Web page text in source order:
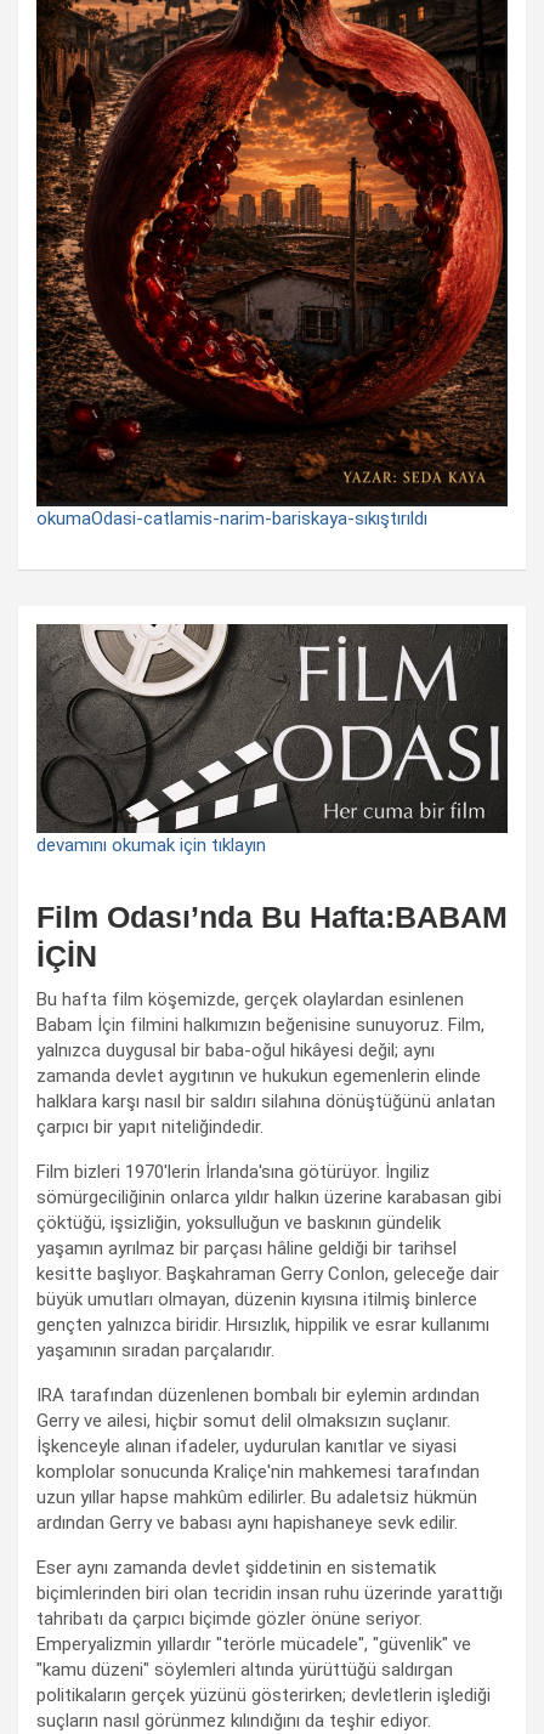
okumaOdasi-catlamis-narim-bariskaya-sıkıştırıldı
devamını okumak için tıklayın
Film Odası’nda Bu Hafta:BABAM
İÇİN
Bu hafta film köşemizde, gerçek olaylardan esinlenen
Babam İçin filmini halkımızın beğenisine sunuyoruz. Film,
yalnızca duygusal bir baba-oğul hikâyesi değil; aynı
zamanda devlet aygıtının ve hukukun egemenlerin elinde
halklara karşı nasıl bir saldırı silahına dönüştüğünü anlatan
çarpıcı bir yapıt niteliğindedir.
Film bizleri 1970'lerin İrlanda'sına götürüyor. İngiliz
sömürgeciliğinin onlarca yıldır halkın üzerine karabasan gibi
çöktüğü, işsizliğin, yoksulluğun ve baskının gündelik
yaşamın ayrılmaz bir parçası hâline geldiği bir tarihsel
kesitte başlıyor. Başkahraman Gerry Conlon, geleceğe dair
büyük umutları olmayan, düzenin kıyısına itilmiş binlerce
gençten yalnızca biridir. Hırsızlık, hippilik ve esrar kullanımı
yaşamının sıradan parçalarıdır.
IRA tarafından düzenlenen bombalı bir eylemin ardından
Gerry ve ailesi, hiçbir somut delil olmaksızın suçlanır.
İşkenceyle alınan ifadeler, uydurulan kanıtlar ve siyasi
komplolar sonucunda Kraliçe'nin mahkemesi tarafından
uzun yıllar hapse mahkûm edilirler. Bu adaletsiz hükmün
ardından Gerry ve babası aynı hapishaneye sevk edilir.
Eser aynı zamanda devlet şiddetinin en sistematik
biçimlerinden biri olan tecridin insan ruhu üzerinde yarattığı
tahribatı da çarpıcı biçimde gözler önüne seriyor.
Emperyalizmin yıllardır "terörle mücadele", "güvenlik" ve
"kamu düzeni" söylemleri altında yürüttüğü saldırgan
politikaların gerçek yüzünü gösterirken; devletlerin işlediği
suçların nasıl görünmez kılındığını da teşhir ediyor.